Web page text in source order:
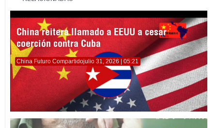
China reitera llamado a EEUU a cesar
coerción contra Cuba
China Futuro Compartidojulio 31, 2026 | 05:21